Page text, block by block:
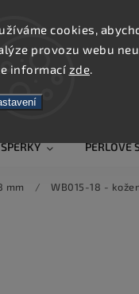
cookies,
provozu webu
informací zde.
CEN SE REGISTRUJTE
PERLOVÉ
mm / WB015-18 -